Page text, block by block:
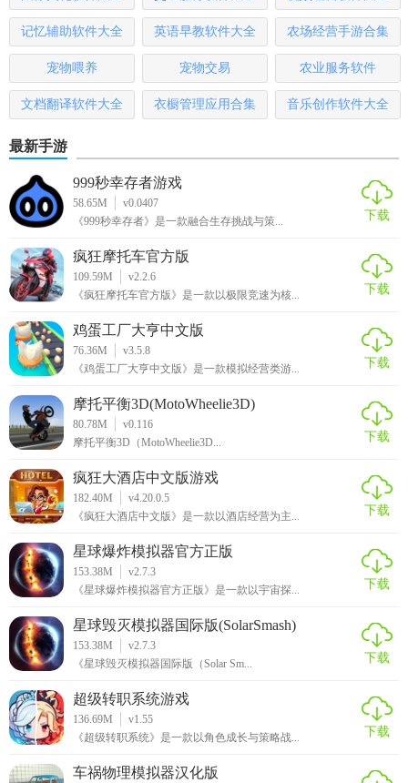
记忆辅助软件大全 英语早教软件大全 农场经营手游合集
宠物喂养 宠物交易 农业服务软件
文档翻译软件大全 衣橱管理应用合集 音乐创作软件大全
最新手游
999秒幸存者游戏
58.65M
v0.0407
《999秒幸存者》是一款融合生存挑战与策...
下载
疯狂摩托车官方版
109.59M
v2.2.6
《疯狂摩托车官方版》是一款以极限竞速为核...
下载
鸡蛋工厂大亨中文版
76.36M
v3.5.8
《鸡蛋工厂大亨中文版》是一款模拟经营类游...
下载
摩托平衡3D(MotoWheelie3D)
80.78M
v0.116
摩托平衡3D（MotoWheelie3D...
下载
疯狂大酒店中文版游戏
182.40M
v4.20.0.5
《疯狂大酒店中文版》是一款以酒店经营为主...
下载
星球爆炸模拟器官方正版
153.38M
v2.7.3
《星球爆炸模拟器官方正版》是一款以宇宙探...
下载
星球毁灭模拟器国际版(SolarSmash)
153.38M
v2.7.3
《星球毁灭模拟器国际版（Solar Sm...
下载
超级转职系统游戏
136.69M
v1.55
《超级转职系统》是一款以角色成长与策略战...
下载
车祸物理模拟器汉化版